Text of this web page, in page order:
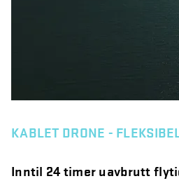
KABLET DRONE -
Inntil 24 timer uavbrutt